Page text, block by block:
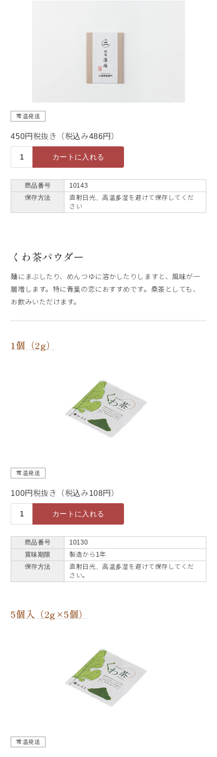
常温発送
450円税抜き（税込み486円）
商品番号
10143
保存方法
直射日光、高温多湿を避けて保存してくだ
さい
くわ茶パウダー
麺にまぶしたり、めんつゆに溶かしたりしますと、風味が一
層増します。特に青葉の恋におすすめです。桑茶としても、
お飲みいただけます。
1個（2g）
常温発送
100円税抜き（税込み108円）
商品番号
10130
賞味期限
製造から1年
保存方法
直射日光、高温多湿を避けて保存してくだ
さい。
5個入（2g×5個）
常温発送